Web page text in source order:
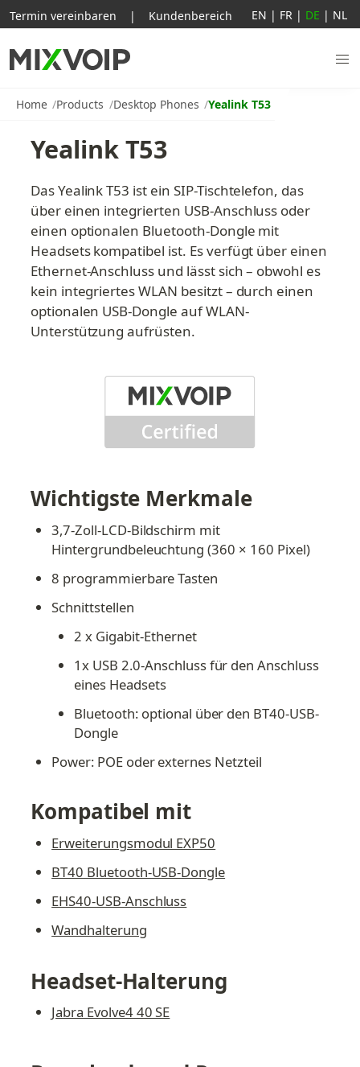
Home Products Desktop Phones Yealink T53
Yealink T53
Das Yealink T53 ist ein SIP-Tischtelefon, das
über einen integrierten USB-Anschluss oder
einen optionalen Bluetooth-Dongle mit
Headsets kompatibel ist. Es verfügt über einen
Ethernet-Anschluss und lässt sich – obwohl es
kein integriertes WLAN besitzt – durch einen
optionalen USB-Dongle auf WLAN-
Unterstützung aufrüsten.
Wichtigste Merkmale
3,7-Zoll-LCD-Bildschirm mit
Hintergrundbeleuchtung (360 × 160 Pixel)
8 programmierbare Tasten
Schnittstellen
2 x Gigabit-Ethernet
1x USB 2.0-Anschluss für den Anschluss
eines Headsets
Bluetooth: optional über den BT40-USB-
Dongle
Power: POE oder externes Netzteil
Kompatibel mit
Erweiterungsmodul EXP50
BT40 Bluetooth-USB-Dongle
EHS40-USB-Anschluss
Wandhalterung
Headset-Halterung
Jabra Evolve4 40 SE
Termin vereinbaren | Kundenbereich EN | FR | DE | NL